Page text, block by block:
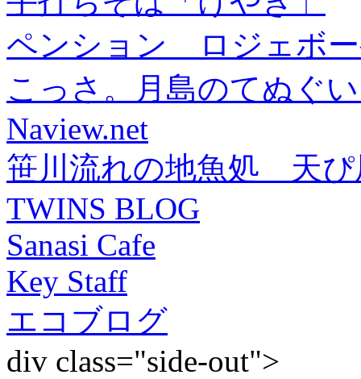
ペンション ロジェボ
こっさ。月島のてぬぐ
Naview.net
笹川流れの地魚処 天ぴ
TWINS BLOG
Sanasi Cafe
Key Staff
エコブログ
div class="side-out">